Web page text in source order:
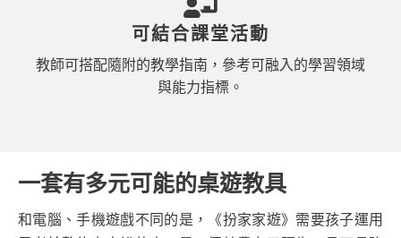
可結合課堂活動
教師可搭配隨附的教學指南，參考可融入的學習領域
與能力指標。
一套有多元可能的桌遊教具
和電腦、手機遊戲不同的是，《扮家家遊》需要孩子運用